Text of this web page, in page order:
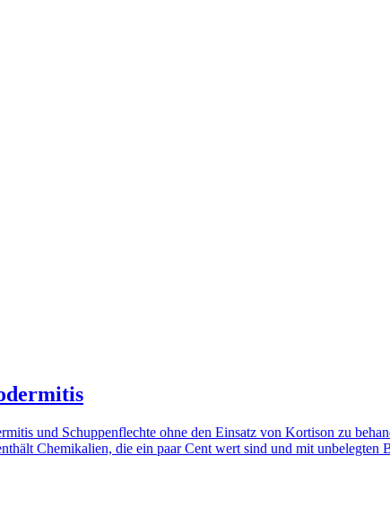
und Schuppenflechte ohne den Einsatz von Kortison zu
Chemikalien, die ein paar Cent wert sind und mit unbelegten